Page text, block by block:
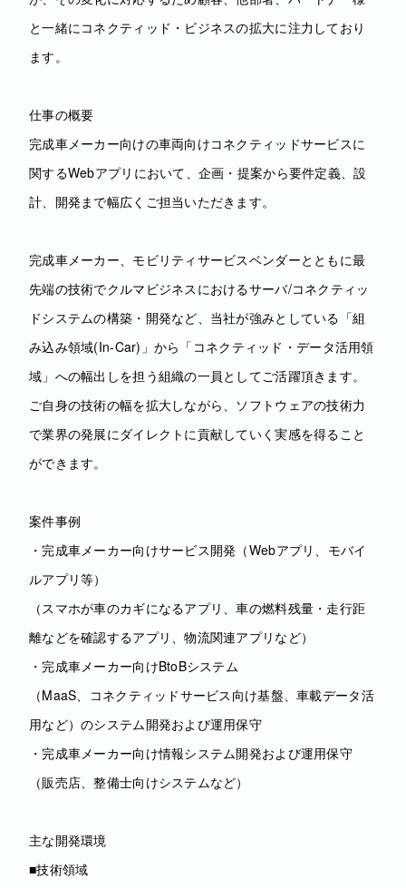
と一緒にコネクティッド・ビジネスの拡大に注力しており
ます。
仕事の概要
完成車メーカー向けの車両向けコネクティッドサービスに
関するWebアプリにおいて、企画・提案から要件定義、設
計、開発まで幅広くご担当いただきます。
完成車メーカー、モビリティサービスベンダーとともに最
先端の技術でクルマビジネスにおけるサーバ/コネクティッ
ドシステムの構築・開発など、当社が強みとしている「組
み込み領域(In-Car)」から「コネクティッド・データ活用領
域」への幅出しを担う組織の一員としてご活躍頂きます。
ご自身の技術の幅を拡大しながら、ソフトウェアの技術力
で業界の発展にダイレクトに貢献していく実感を得ること
ができます。
案件事例
・完成車メーカー向けサービス開発（Webアプリ、モバイ
ルアプリ等）
（スマホが車のカギになるアプリ、車の燃料残量・走行距
離などを確認するアプリ、物流関連アプリなど）
・完成車メーカー向けBtoBシステム
（MaaS、コネクティッドサービス向け基盤、車載データ活
用など）のシステム開発および運用保守
・完成車メーカー向け情報システム開発および運用保守
（販売店、整備士向けシステムなど）
主な開発環境
■技術領域